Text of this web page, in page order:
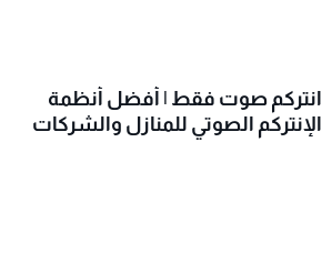
انتركم صوت فقط | أفضل أنظمة
الإنتركم الصوتي للمنازل والشركات